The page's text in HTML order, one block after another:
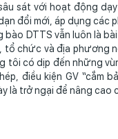
sát với hoạt động
đổi mới, áp dụng
DTTS vẫn luôn là
chức và địa phương
tôi có dịp đến những
điều kiện GV
là trở ngại để nâng